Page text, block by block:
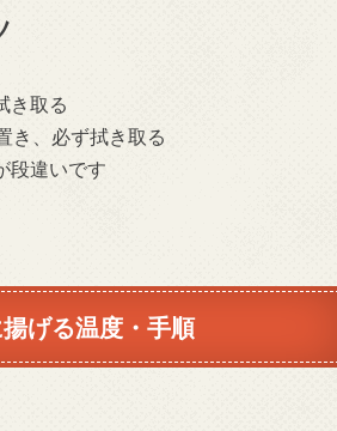
き取る
き、必ず拭き取る
段違いです
げる温度・手順